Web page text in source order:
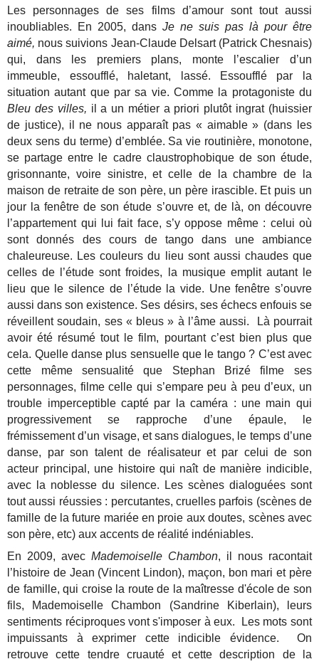
Les personnages de ses films d’amour sont tout aussi
inoubliables. En 2005, dansJe ne suis pas là pour être
aimé, nous suivions Jean-Claude Delsart (Patrick Chesnais)
qui, dans les premiers plans, monte l’escalier d’un
immeuble, essoufflé, haletant, lassé. Essoufflé par la
situation autant que par sa vie. Comme la protagoniste du
Bleu des villes, il a un métier a priori plutôt ingrat (huissier
de justice), il ne nous apparaît pas « aimable » (dans les
deux sens du terme) d’emblée. Sa vie routinière, monotone,
se partage entre le cadre claustrophobique de son étude,
grisonnante, voire sinistre, et celle de la chambre de la
maison de retraite de son père, un père irascible. Et puis un
jour la fenêtre de son étude s’ouvre et, de là, on découvre
l’appartement qui lui fait face, s’y oppose même : celui où
sont donnés des cours de tango dans une ambiance
chaleureuse. Les couleurs du lieu sont aussi chaudes que
celles de l’étude sont froides, la musique emplit autant le
lieu que le silence de l’étude la vide. Une fenêtre s’ouvre
aussi dans son existence. Ses désirs, ses échecs enfouis se
réveillent soudain, ses « bleus » à l’âme aussi. Là pourrait
avoir été résumé tout le film, pourtant c’est bien plus que
cela. Quelle danse plus sensuelle que le tango ? C’est avec
cette même sensualité que Stephan Brizé filme ses
personnages, filme celle qui s’empare peu à peu d’eux, un
trouble imperceptible capté par la caméra : une main qui
progressivement se rapproche d’une épaule, le
frémissement d’un visage, et sans dialogues, le temps d’une
danse, par son talent de réalisateur et par celui de son
acteur principal, une histoire qui naît de manière indicible,
avec la noblesse du silence. Les scènes dialoguées sont
tout aussi réussies : percutantes, cruelles parfois (scènes de
famille de la future mariée en proie aux doutes, scènes avec
son père, etc) aux accents de réalité indéniables.
En 2009, avecMademoiselle Chambon, il nous racontait
l’histoire de Jean (Vincent Lindon), maçon, bon mari et père
de famille, qui croise la route de la maîtresse d'école de son
fils, Mademoiselle Chambon (Sandrine Kiberlain), leurs
sentiments réciproques vont s'imposer à eux. Les mots sont
impuissants à exprimer cette indicible évidence. On
retrouve cette tendre cruauté et cette description de la